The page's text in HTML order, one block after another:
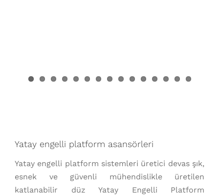
Yatay engelli platform asansörleri
Yatay engelli platform sistemleri üretici devas şık,
esnek ve güvenli mühendislikle üretilen
katlanabilir düz Yatay Engelli Platform